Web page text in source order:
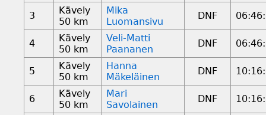
3
Kävely
50 km
Mika
Luomansivu
DNF
4
Kävely
50 km
Veli-Matti
Paananen
DNF
5
Kävely
50 km
Hanna
Mäkeläinen
DNF
6
Kävely
50 km
Mari
Savolainen
DNF